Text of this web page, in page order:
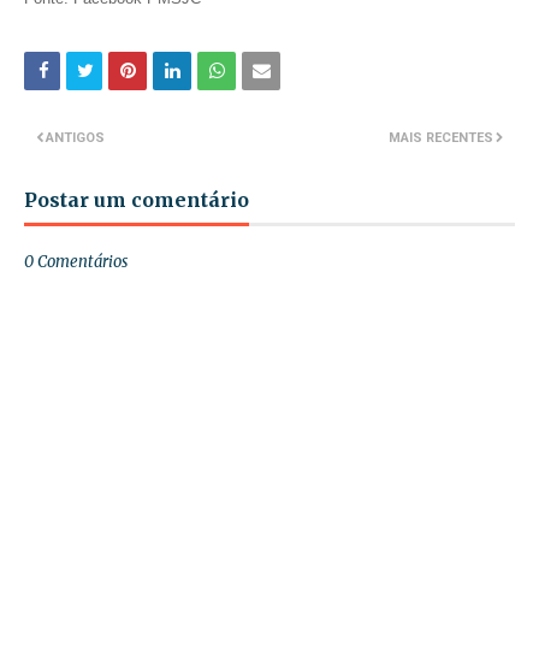
MAIS RECENTES
ANTIGOS
Postar um comentário
0 Comentários